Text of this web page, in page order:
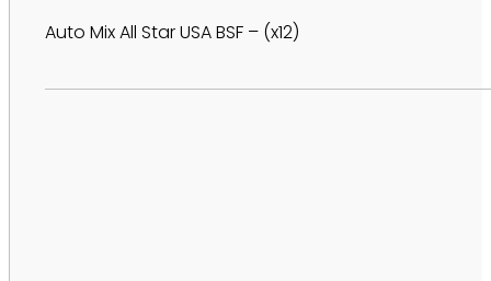
Auto Mix All Star USA BSF – (x12)